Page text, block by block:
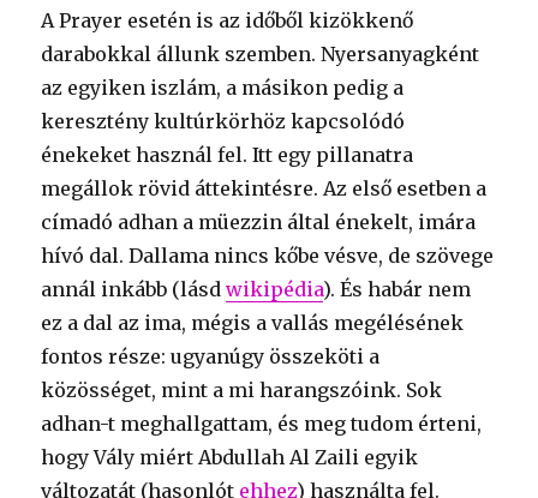
A Prayer esetén is az időből kizökkenő
darabokkal állunk szemben. Nyersanyagként
az egyiken iszlám, a másikon pedig a
keresztény kultúrkörhöz kapcsolódó
énekeket használ fel. Itt egy pillanatra
megállok rövid áttekintésre. Az első esetben a
címadó adhan a müezzin által énekelt, imára
hívó dal. Dallama nincs kőbe vésve, de szövege
annál inkább (lásdwikipédia). És habár nem
ez a dal az ima, mégis a vallás megélésének
fontos része: ugyanúgy összeköti a
közösséget, mint a mi harangszóink. Sok
adhan-t meghallgattam, és meg tudom érteni,
hogy Vály miért Abdullah Al Zaili egyik
változatát (hasonlót ehhez) használta fel.